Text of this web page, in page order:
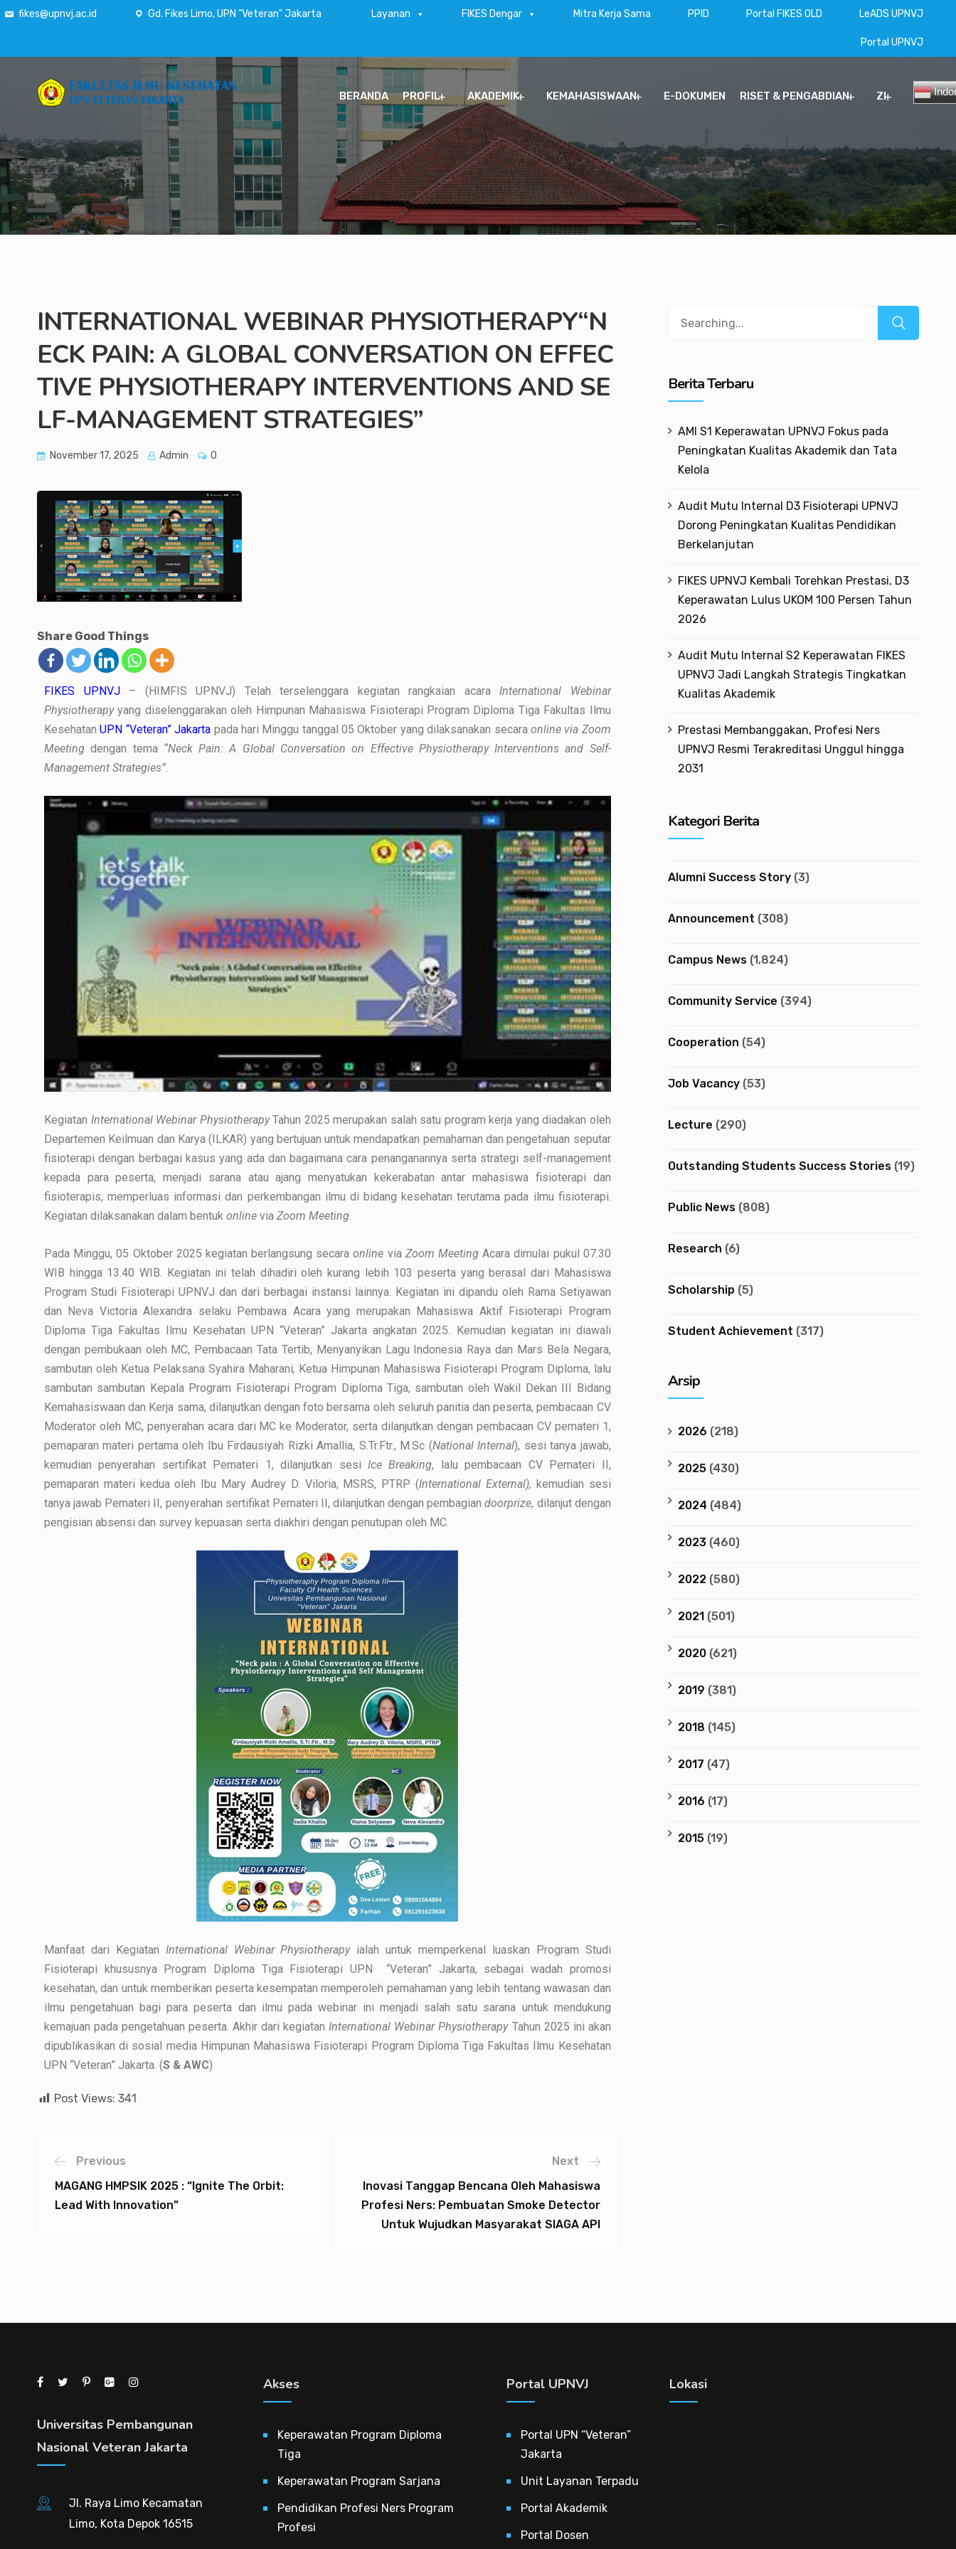
fikes@upnvj.ac.id Gd. Fikes Limo, UPN "Veteran" Jakarta Layanan FIKES Dengar Mitra Kerja Sama PPID Portal FIKES OLD LeADS UPNVJ
Portal UPNVJ
BERANDA PROFIL AKADEMIK KEMAHASISWAAN E-DOKUMEN RISET & PENGABDIAN ZI
INTERNATIONAL WEBINAR PHYSIOTHERAPY“N
ECK PAIN: A GLOBAL CONVERSATION ON EFFEC
TIVE PHYSIOTHERAPY INTERVENTIONS AND SE
LF-MANAGEMENT STRATEGIES”
November 17, 2025 Admin 0
Share Good Things
FIKES UPNVJ– (HIMFIS UPNVJ) Telah terselenggara kegiatan rangkaian acaraInternational Webinar
Physiotherapyyang diselenggarakan oleh Himpunan Mahasiswa Fisioterapi Program Diploma Tiga Fakultas Ilmu
KesehatanUPN “Veteran” Jakarta pada hari Minggu tanggal 05 Oktober yang dilaksanakan secara online via Zoom
Meeting dengan tema “Neck Pain: A Global Conversation on Effective Physiotherapy Interventions and Self-
Management Strategies”.
Kegiatan International Webinar PhysiotherapyTahun 2025 merupakan salah satu program kerja yang diadakan oleh
Departemen Keilmuan dan Karya (ILKAR) yang bertujuan untuk mendapatkan pemahaman dan pengetahuan seputar
fisioterapi dengan berbagai kasus yang ada dan bagaimana cara penanganannya serta strategi self-management
kepada para peserta, menjadi sarana atau ajang menyatukan kekerabatan antar mahasiswa fisioterapi dan
fisioterapis, memperluas informasi dan perkembangan ilmu di bidang kesehatan terutama pada ilmu fisioterapi.
Kegiatan dilaksanakan dalam bentuk online via Zoom Meeting.
Pada Minggu, 05 Oktober 2025 kegiatan berlangsung secaraonline via Zoom MeetingAcara dimulai pukul 07.30
WIB hingga 13.40 WIB. Kegiatan ini telah dihadiri oleh kurang lebih 103 peserta yang berasal dari Mahasiswa
Program Studi Fisioterapi UPNVJ dan dari berbagai instansi lainnya. Kegiatan ini dipandu oleh Rama Setiyawan
dan Neva Victoria Alexandra selaku Pembawa Acara yang merupakan Mahasiswa Aktif Fisioterapi Program
Diploma Tiga Fakultas Ilmu Kesehatan UPN “Veteran” Jakarta angkatan 2025. Kemudian kegiatan ini diawali
dengan pembukaan oleh MC, Pembacaan Tata Tertib, Menyanyikan Lagu Indonesia Raya dan Mars Bela Negara,
sambutan oleh Ketua Pelaksana Syahira Maharani, Ketua Himpunan Mahasiswa Fisioterapi Program Diploma, lalu
sambutan sambutan Kepala Program Fisioterapi Program Diploma Tiga, sambutan oleh Wakil Dekan III Bidang
Kemahasiswaan dan Kerja sama, dilanjutkan dengan foto bersama oleh seluruh panitia dan peserta, pembacaan CV
Moderator oleh MC, penyerahan acara dari MC ke Moderator, serta dilanjutkan dengan pembacaan CV pemateri 1,
pemaparan materi pertama oleh Ibu Firdausiyah Rizki Amallia, S.Tr.Ftr., M.Sc (National Internal), sesi tanya jawab,
kemudian penyerahan sertifikat Pemateri 1, dilanjutkan sesiIce Breaking, lalu pembacaan CV Pemateri II,
pemaparan materi kedua oleh Ibu Mary Audrey D. Viloria, MSRS, PTRP (International External), kemudian sesi
tanya jawab Pemateri II, penyerahan sertifikat Pemateri II, dilanjutkan dengan pembagiandoorprize, dilanjut dengan
pengisian absensi dan survey kepuasan serta diakhiri dengan penutupan oleh MC.
Manfaat dari Kegiatan International Webinar Physiotherapy ialah untuk memperkenal luaskan Program Studi
Fisioterapi khususnya Program Diploma Tiga Fisioterapi UPN “Veteran” Jakarta, sebagai wadah promosi
kesehatan, dan untuk memberikan peserta kesempatan memperoleh pemahaman yang lebih tentang wawasan dan
ilmu pengetahuan bagi para peserta dan ilmu pada webinar ini menjadi salah satu sarana untuk mendukung
kemajuan pada pengetahuan peserta. Akhir dari kegiatanInternational Webinar Physiotherapy Tahun 2025 ini akan
dipublikasikan di sosial media Himpunan Mahasiswa Fisioterapi Program Diploma Tiga Fakultas Ilmu Kesehatan
UPN “Veteran” Jakarta. (S & AWC)
Post Views: 341
Previous
MAGANG HMPSIK 2025 : “Ignite The Orbit:
Lead With Innovation”
Next
Inovasi Tanggap Bencana Oleh Mahasiswa
Profesi Ners: Pembuatan Smoke Detector
Untuk Wujudkan Masyarakat SIAGA API
Berita Terbaru
AMI S1 Keperawatan UPNVJ Fokus pada
Peningkatan Kualitas Akademik dan Tata
Kelola
Audit Mutu Internal D3 Fisioterapi UPNVJ
Dorong Peningkatan Kualitas Pendidikan
Berkelanjutan
FIKES UPNVJ Kembali Torehkan Prestasi, D3
Keperawatan Lulus UKOM 100 Persen Tahun
2026
Audit Mutu Internal S2 Keperawatan FIKES
UPNVJ Jadi Langkah Strategis Tingkatkan
Kualitas Akademik
Prestasi Membanggakan, Profesi Ners
UPNVJ Resmi Terakreditasi Unggul hingga
2031
Kategori Berita
Alumni Success Story(3)
Announcement (308)
Campus News(1,824)
Community Service (394)
Cooperation (54)
Job Vacancy(53)
Lecture (290)
Outstanding Students Success Stories(19)
Public News(808)
Research (6)
Scholarship (5)
Student Achievement (317)
Arsip
2026 (218)
2025(430)
2024 (484)
2023(460)
2022(580)
2021(501)
2020(621)
2019 (381)
2018 (145)
2017 (47)
2016 (17)
2015(19)
Universitas Pembangunan
Nasional Veteran Jakarta
Jl. Raya Limo Kecamatan
Limo, Kota Depok 16515
Akses
Keperawatan Program Diploma
Tiga
Keperawatan Program Sarjana
Pendidikan Profesi Ners Program
Profesi
Portal UPNVJ
Portal UPN “Veteran”
Jakarta
Unit Layanan Terpadu
Portal Akademik
Portal Dosen
Lokasi